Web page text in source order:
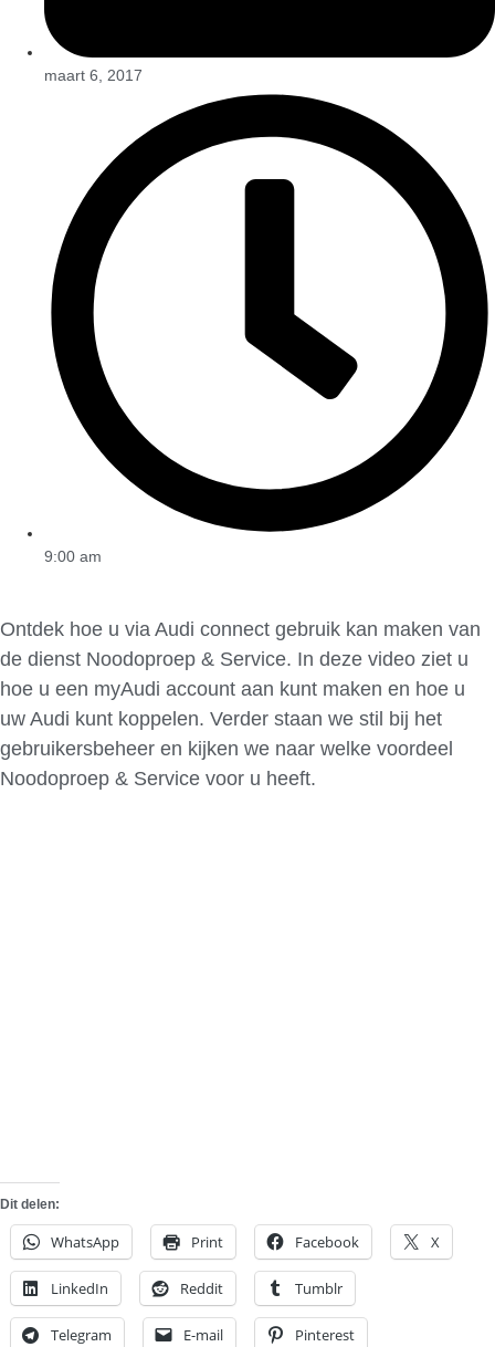
maart 6, 2017
9:00 am
Ontdek hoe u via Audi connect gebruik kan maken van
de dienst Noodoproep & Service. In deze video ziet u
hoe u een myAudi account aan kunt maken en hoe u
uw Audi kunt koppelen. Verder staan we stil bij het
gebruikersbeheer en kijken we naar welke voordeel
Noodoproep & Service voor u heeft.
Dit delen:
WhatsApp Print Facebook X
LinkedIn Reddit Tumblr
Telegram E-mail Pinterest